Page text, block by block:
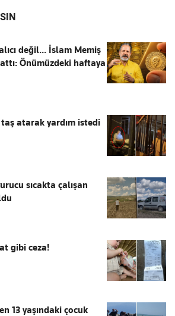
değil... İslam Memiş
Önümüzdeki haftaya
atarak yardım istedi
sıcakta çalışan
gibi ceza!
13 yaşındaki çocuk